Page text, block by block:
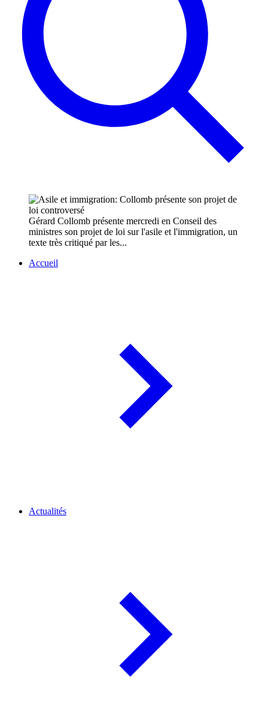
Gérard Collomb présente mercredi en Conseil des
ministres son projet de loi sur l'asile et l'immigration, un
texte très critiqué par les...
Accueil
Actualités